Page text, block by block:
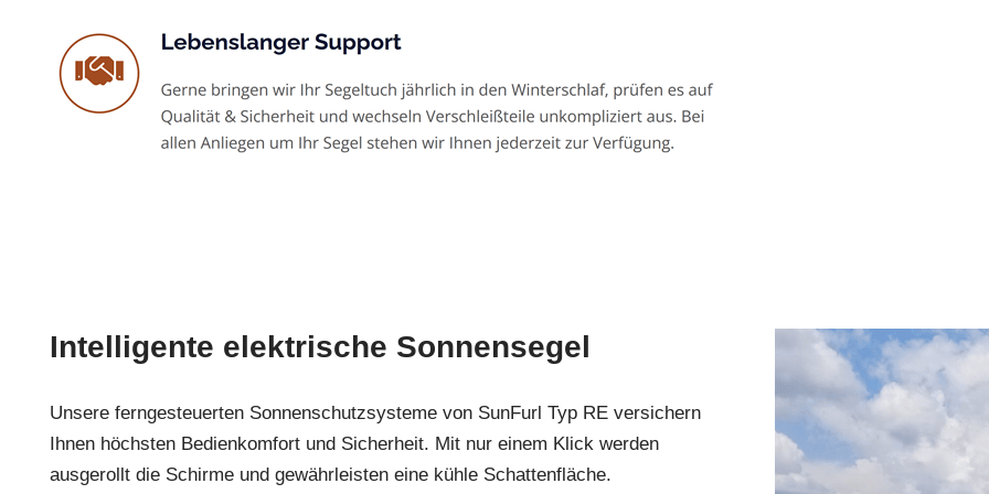
Intelligente elektrische Sonnensegel
Unsere ferngesteuerten Sonnenschutzsysteme von SunFurl Typ RE versichern
Ihnen höchsten Bedienkomfort und Sicherheit. Mit nur einem Klick werden
ausgerollt die Schirme und gewährleisten eine kühle Schattenfläche.